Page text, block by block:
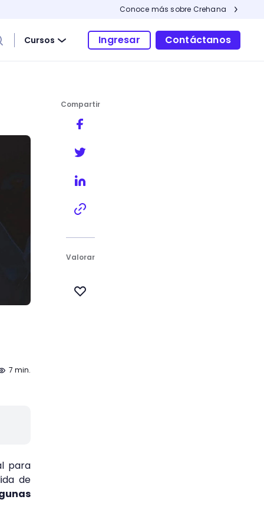
Conoce más sobre Crehana
Cursos Ingresar Contáctanos
7 min.
para
de
Compartir
Valorar